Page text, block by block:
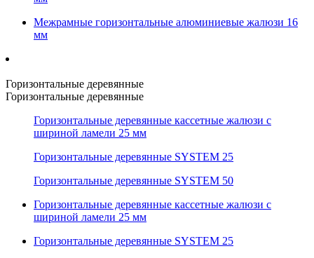
Межрамные горизонтальные алюминиевые жалюзи 16
мм
Горизонтальные деревянные
Горизонтальные деревянные
Горизонтальные деревянные кассетные жалюзи с
шириной ламели 25 мм
Горизонтальные деревянные SYSTEM 25
Горизонтальные деревянные SYSTEM 50
Горизонтальные деревянные кассетные жалюзи с
шириной ламели 25 мм
Горизонтальные деревянные SYSTEM 25